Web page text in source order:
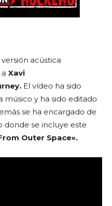
acústica
Xavi
El vídeo ha sido
músico y ha sido editado
se ha encargado de
donde se incluye este
Outer Space».